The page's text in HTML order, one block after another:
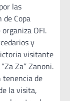
las
de Copa
OFI.
y
visitante
Za” Zanoni.
tenencia de
la visita,